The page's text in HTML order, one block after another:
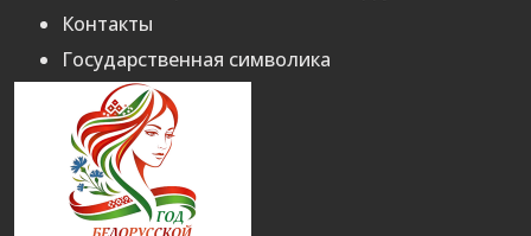
Контакты
Государственная символика